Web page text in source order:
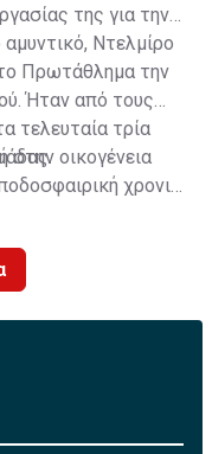
της για την
Ντελμίρο
Πρωτάθλημα την
Ήταν από τους
τελευταία τρία
οικογένεια
χρονιά